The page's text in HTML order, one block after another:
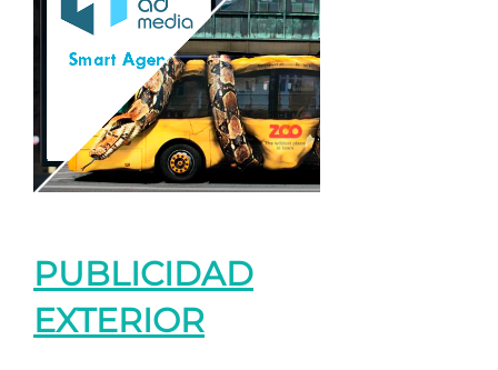
PUBLICIDAD
EXTERIOR